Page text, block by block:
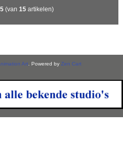
(van 15 artikelen)
Art. Powered by Zen Cart